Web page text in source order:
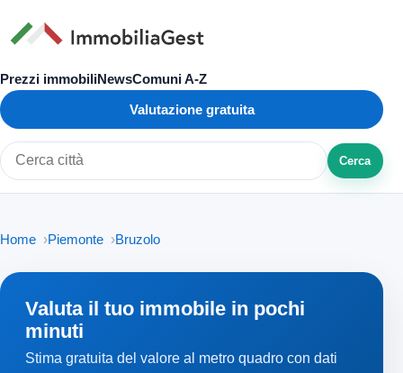
Prezzi immobiliNewsComuni A-Z
Valutazione gratuita
Cerca città o zona
Cerca
Home Piemonte Bruzolo
Valuta il tuo immobile in pochi
minuti
Stima gratuita del valore al metro quadro con dati